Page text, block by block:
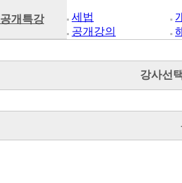
공개특강 세법
공개강의
강사선